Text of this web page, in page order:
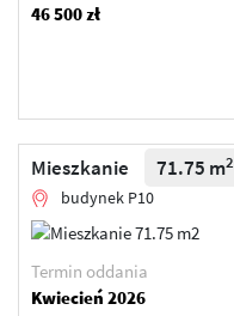
46 500 zł
Mieszkanie 71.75 m2
budynek P10
Termin oddania
Kwiecień 2026